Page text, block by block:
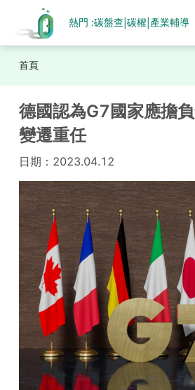
熱門 :碳盤查 碳權| 產業輔導
首頁
德國認為G7國家應擔
變遷重任
日期： 2023.04.12